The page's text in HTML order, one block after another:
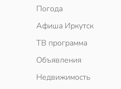
Погода
Афиша Иркутск
ТВ программа
Объявления
Недвижимость